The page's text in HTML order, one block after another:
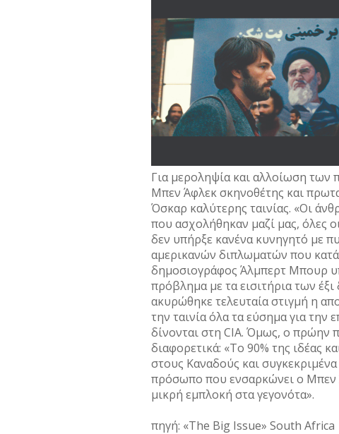
Για μεροληψία και αλλοίωση των
Μπεν Άφλεκ σκηνοθέτης και
Όσκαρ καλύτερης ταινίας. «Οι
που ασχολήθηκαν μαζί μας, όλες
δεν υπήρξε κανένα κυνηγητό με
αμερικανών διπλωματών που
δημοσιογράφος Άλμπερτ Μπουρ
πρόβλημα με τα εισιτήρια των
ακυρώθηκε τελευταία στιγμή η
την ταινία όλα τα εύσημα για
δίνονται στη CIA. Όμως, ο πρώην
διαφορετικά: «Το 90% της ιδέας
στους Καναδούς και
πρόσωπο που ενσαρκώνει ο Μπεν
μικρή εμπλοκή στα γεγονότα».
πηγή: «The Big Issue» South Africa